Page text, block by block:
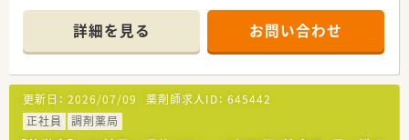
・・＊ こんな方を歓迎 ＊・・
●病院薬剤師に挑戦してみたい方もOK！
幅広くスキルを積みたい方にオススメです。
●多職種の方々と関わってお仕事してみたい方
●子育てサポートが整っている環境で働きたい方
地域で腰を据えて働きたい方、全国転勤を避けたいがクリニック
門前、病院門前など幅広く経験されたい方におすすめです。
また、新規出店も継続しており、今後の成長性もある優良企業で
す。
≪魅力ポイント≫
店舗数が増えている今でも、社長が毎年手書きのバースデーカー
ドと一緒にプレゼントがあったり、社員を大事にしている姿勢は
詳細を見る お問い合わせ
更新日： 2026/07/09 薬剤師求人ID： 645442
正社員
調剤薬局